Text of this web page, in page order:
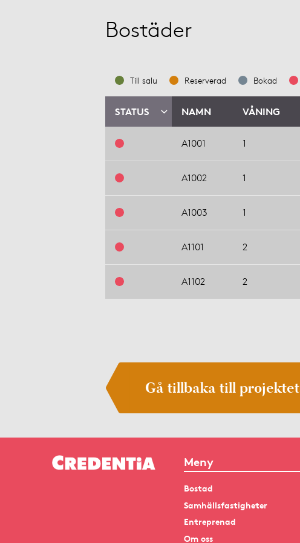
Bostäder
Till salu Reserverad Bokad
STATUS NAMN VÅNING
A1001 1
A1002 1
A1003 1
A1101 2
A1102 2
Gå tillbaka till projektet
Meny
Bostad
Samhällsfastigheter
Entreprenad
Om oss